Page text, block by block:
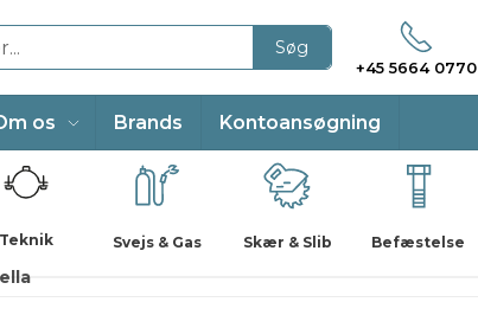
Søg
+45 5664 0770
os Brands Kontoansøgning
Teknik Svejs & Gas Skær & Slib Befæstelse